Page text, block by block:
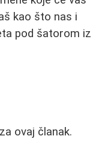
kao što nas i
pod šatorom iz
ovaj članak.